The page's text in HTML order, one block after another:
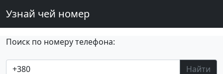
Узнай чей номер
Поиск по номеру телефона:
Найти